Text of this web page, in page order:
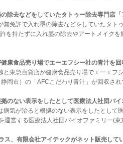
の除去などをしていたタトゥー除去専門店
無免許で入れ墨の除去などをしていたタ
を持たずに入れ墨の除去やアートメイク
康食品売り場でエーエフシー社の青汁を回
と東急百貨店が健康食品売り場でエーエ
岡市）の「AFCこだわり青汁」が回収さ
拠のない表示をしたとして医療法人社団バ
病気が治ると根拠のない表示をしたとし
運営する医療法人社団バイオファミリー(
ス、有限会社アイテックがネット販売し